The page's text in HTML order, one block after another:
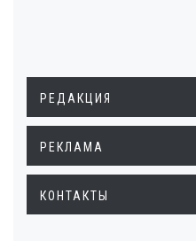
РЕДАКЦИЯ
РЕКЛАМА
КОНТАКТЫ